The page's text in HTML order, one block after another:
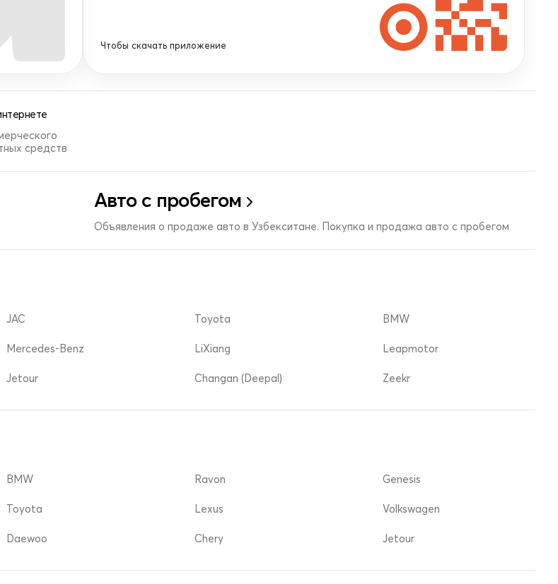
Чтобы скачать приложение
средств
Авто с пробегом
Объявления о продаже авто в Узбекситане. Покупка и продажа авто с пробегом
JAC
Mercedes-Benz
Jetour
Toyota
LiXiang
Changan (Deepal)
BMW
Leapmotor
Zeekr
BMW
Toyota
Daewoo
Ravon
Lexus
Chery
Genesis
Volkswagen
Jetour